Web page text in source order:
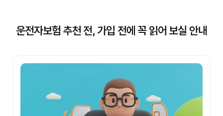
운전자보험 추천 전, 가입 전에 꼭 읽어 보실 안내